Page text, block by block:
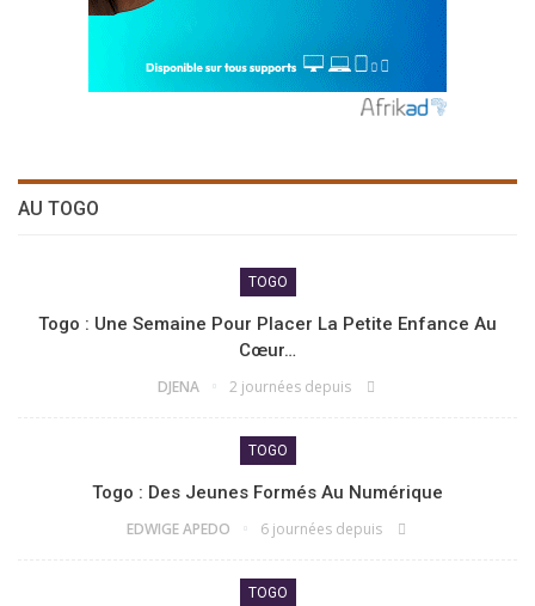
AU TOGO
TOGO
Togo : Une Semaine Pour Placer La Petite Enfance Au
Cœur…
DJENA 2 journées depuis
TOGO
Togo : Des Jeunes Formés Au Numérique
EDWIGE APEDO 6 journées depuis
TOGO